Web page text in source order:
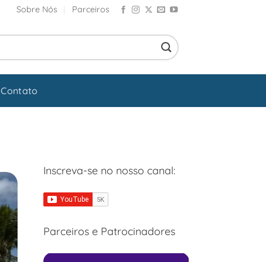
Sobre Nós Parceiros
Contato
Inscreva-se no nosso canal:
Parceiros e Patrocinadores